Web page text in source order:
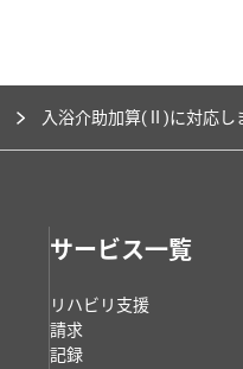
入浴介助加算(Ⅱ)に対応し
サービス一覧
リハビリ支援
請求
記録